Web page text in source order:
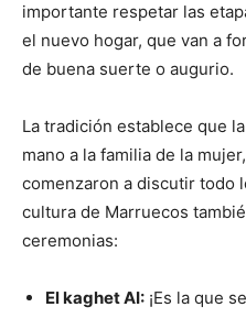
importante respetar las
el nuevo hogar, que van a
de buena suerte o augurio.
La tradición establece que
mano a la familia de la
comenzaron a discutir todo
cultura de Marruecos
ceremonias:
El kaghet AI: ¡Es la que